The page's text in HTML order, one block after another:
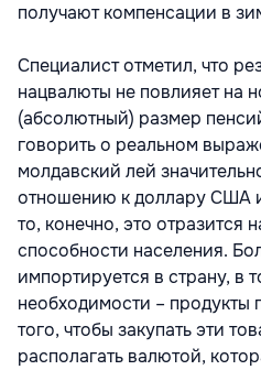
получают компенсации в
Специалист отметил, что
нацвалюты не повлияет на
(абсолютный) размер
говорить о реальном
молдавский лей
отношению к доллару США
то, конечно, это отразится
способности населения.
импортируется в страну, в
необходимости – продукты
того, чтобы закупать эти
располагать валютой,